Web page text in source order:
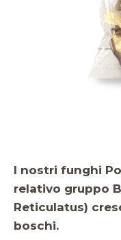
I nostri funghi
relativo gruppo
Reticulatus)
boschi.